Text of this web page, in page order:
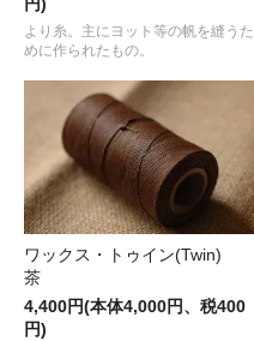
円)
より糸。主にヨット等の帆を縫うた
めに作られたもの。
ワックス・トゥイン(Twin)
茶
4,400円(本体4,000円、税400
円)